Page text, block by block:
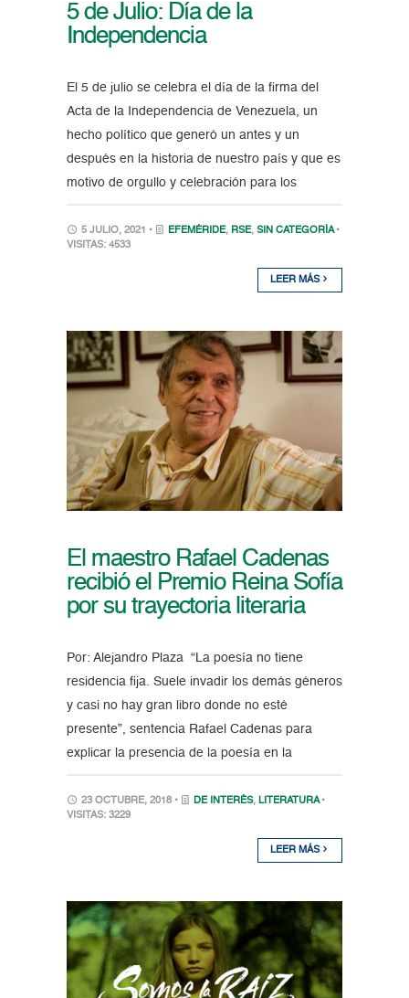
5 de Julio: Día de la
Independencia
El 5 de julio se celebra el día de la firma del
Acta de la Independencia de Venezuela, un
hecho político que generó un antes y un
después en la historia de nuestro país y que es
motivo de orgullo y celebración para los
5 JULIO, 2021 • EFEMÉRIDE, RSE, SIN CATEGORÍA •
VISITAS: 4533
LEER MÁS
El maestro Rafael Cadenas
recibió el Premio Reina Sofía
por su trayectoria literaria
Por: Alejandro Plaza “La poesía no tiene
residencia fija. Suele invadir los demás géneros
y casi no hay gran libro donde no esté
presente”, sentencia Rafael Cadenas para
explicar la presencia de la poesía en la
23 OCTUBRE, 2018 • DE INTERÉS, LITERATURA •
VISITAS: 3229
LEER MÁS